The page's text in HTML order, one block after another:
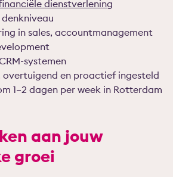
dienstverlening
denkniveau
in sales, accountmanagement
systemen
overtuigend en proactief ingesteld
1–2 dagen per week in Rotterdam
aan jouw
groei